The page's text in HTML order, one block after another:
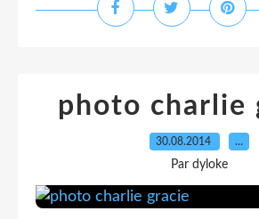
photo charlie
30.08.2014 …
Par dyloke